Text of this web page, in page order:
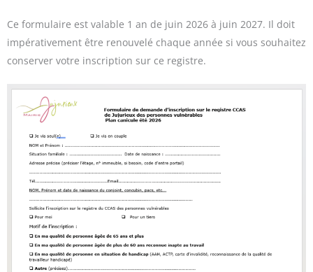
Ce formulaire est valable 1 an de juin 2026 à juin 2027. Il doit
impérativement être renouvelé chaque année si vous souhaitez
conserver votre inscription sur ce registre.